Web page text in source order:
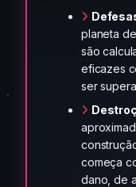
planeta
são
eficazes
ser
começa
dano, de